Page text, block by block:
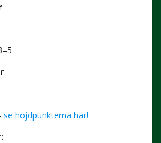
se höjdpunkterna här!